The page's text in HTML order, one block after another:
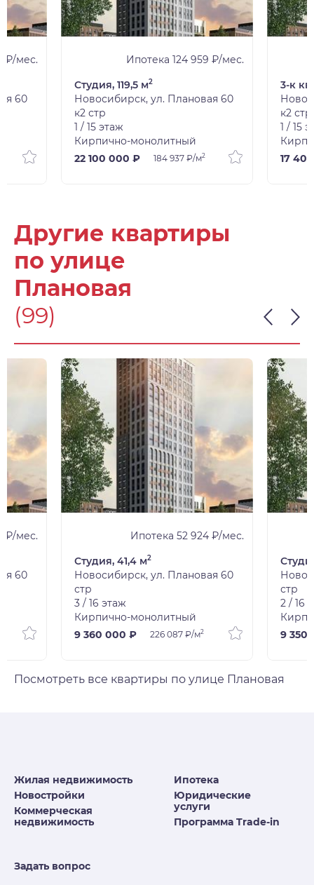
₽/мес.
60
Ипотека 124 959 ₽/мес.
Студия, 119,5 м2
Новосибирск, ул. Плановая 60
к2 стр
1 / 15 этаж
Кирпично-монолитный
22 100 000 ₽
184 937 ₽/м2
3-к
к2 стр
1 / 15
17
Другие квартиры
по улице
Плановая
(99)
₽/мес.
60
Ипотека 52 924 ₽/мес.
Студия, 41,4 м2
Новосибирск, ул. Плановая 60
стр
3 / 16 этаж
Кирпично-монолитный
9 360 000 ₽
226 087 ₽/м2
стр
2 / 16
9 350
Посмотреть все квартиры по улице Плановая
Жилая недвижимость
Новостройки
Коммерческая
недвижимость
Ипотека
Юридические
услуги
Программа Trade-in
Задать вопрос